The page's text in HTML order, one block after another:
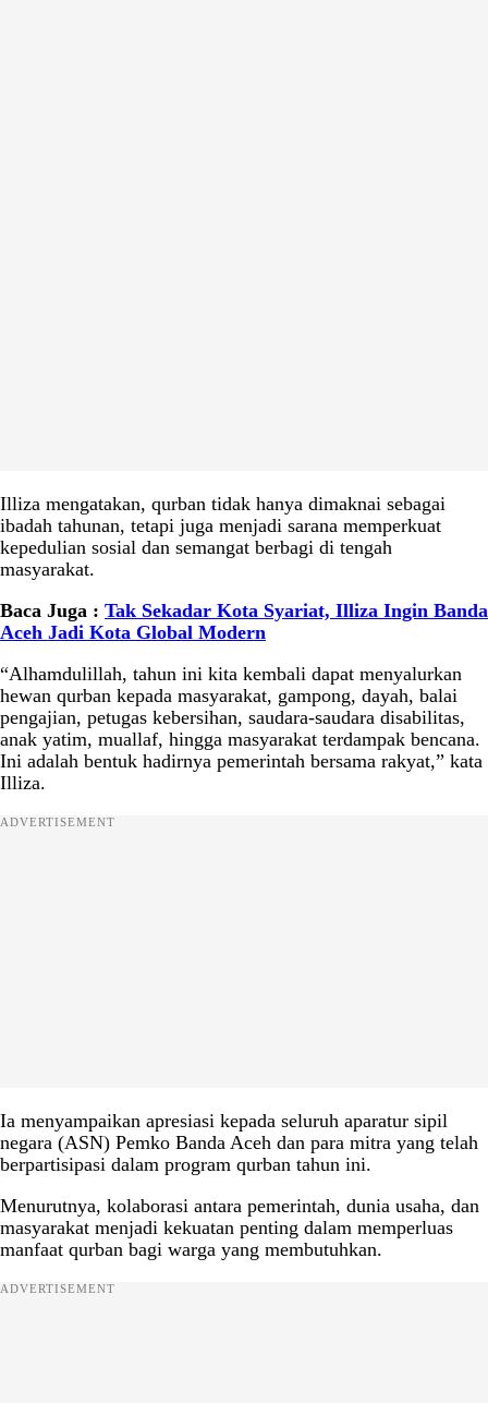
Illiza mengatakan, qurban tidak hanya dimaknai sebagai
ibadah tahunan, tetapi juga menjadi sarana memperkuat
kepedulian sosial dan semangat berbagi di tengah
masyarakat.
Baca Juga : Tak Sekadar Kota Syariat, Illiza Ingin Banda
Aceh Jadi Kota Global Modern
“Alhamdulillah, tahun ini kita kembali dapat menyalurkan
hewan qurban kepada masyarakat, gampong, dayah, balai
pengajian, petugas kebersihan, saudara-saudara disabilitas,
anak yatim, muallaf, hingga masyarakat terdampak bencana.
Ini adalah bentuk hadirnya pemerintah bersama rakyat,” kata
Illiza.
ADVERTISEMENT
Ia menyampaikan apresiasi kepada seluruh aparatur sipil
negara (ASN) Pemko Banda Aceh dan para mitra yang telah
berpartisipasi dalam program qurban tahun ini.
Menurutnya, kolaborasi antara pemerintah, dunia usaha, dan
masyarakat menjadi kekuatan penting dalam memperluas
manfaat qurban bagi warga yang membutuhkan.
ADVERTISEMENT